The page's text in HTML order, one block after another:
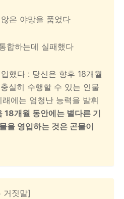
은 야망을 품었다
합하는데 실패했다
했다 : 당신은 향후 18개월
실히 수행할 수 있는 인물
에는 엄청난 능력을 발휘
18개월 동안에는 별다른 기
을 영입하는 것은 곤물이
거짓말]